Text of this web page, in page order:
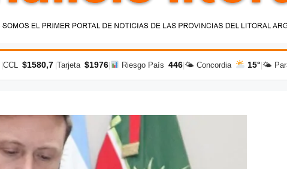
CCL $1580,7 Tarjeta $1976| Riesgo País 446| 🌤 Concordia 15° 🌤